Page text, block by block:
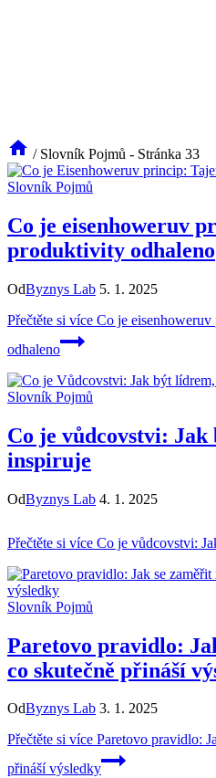
/ Slovník Pojmů - Stránka 33
Slovník Pojmů
Co je eisenhoweruv
produktivity odhaleno
OdByznys Lab 5. 1. 2025
Přečtěte si více Co je
odhaleno
Slovník Pojmů
Co je vůdcovstvi:
inspiruje
OdByznys Lab 4. 1. 2025
Přečtěte si více Co je vůdcovstvi:
Slovník Pojmů
Paretovo pravidlo:
co skutečně přináší
OdByznys Lab 3. 1. 2025
Přečtěte si více Paretovo pravidlo:
přináší výsledky